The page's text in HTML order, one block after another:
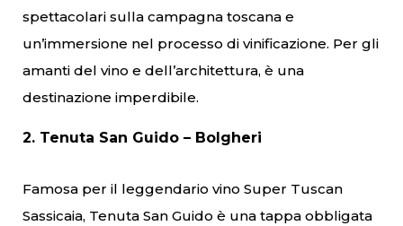
spettacolari sulla campagna toscana e
un’immersione nel processo di vinificazione. Per gli
amanti del vino e dell’architettura, è una
destinazione imperdibile.
2. Tenuta San Guido – Bolgheri
Famosa per il leggendario vino Super Tuscan
Sassicaia, Tenuta San Guido è una tappa obbligata